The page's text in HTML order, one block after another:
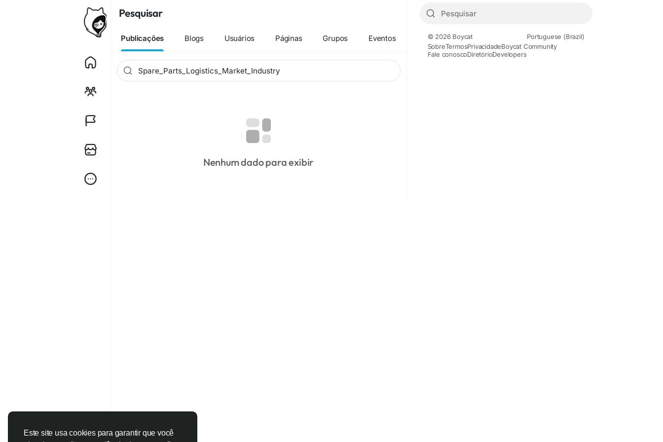
Este site usa cookies para garantir que você
Pesquisar
Publicações Blogs Usuários Páginas Grupos Eventos
Nenhum dado para exibir
© 2026 Boycat
Portuguese (Brazil)
SobreTermosPrivacidadeBoycat Community
Fale conoscoDiretórioDevelopers